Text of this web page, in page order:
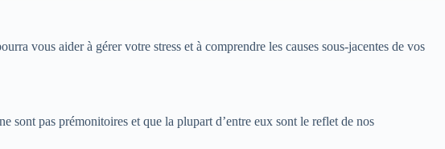
vous aider à gérer votre stress et à comprendre les causes sous-jacentes de vos
sont pas prémonitoires et que la plupart d’entre eux sont le reflet de nos